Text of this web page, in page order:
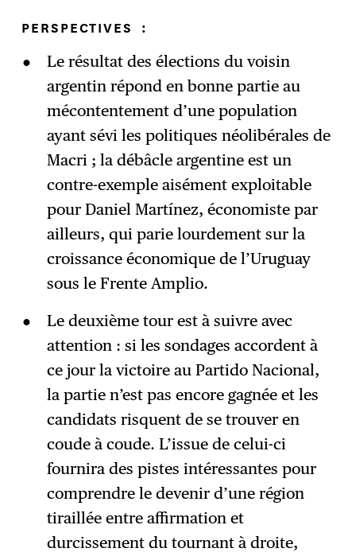
PERSPECTIVES :
Le résultat des élections du voisin
argentin répond en bonne partie au
mécontentement d’une population
ayant sévi les politiques néolibérales de
Macri ; la débâcle argentine est un
contre-exemple aisément exploitable
pour Daniel Martínez, économiste par
ailleurs, qui parie lourdement sur la
croissance économique de l’Uruguay
sous le Frente Amplio.
Le deuxième tour est à suivre avec
attention : si les sondages accordent à
ce jour la victoire au Partido Nacional,
la partie n’est pas encore gagnée et les
candidats risquent de se trouver en
coude à coude. L’issue de celui-ci
fournira des pistes intéressantes pour
comprendre le devenir d’une région
tiraillée entre affirmation et
durcissement du tournant à droite,